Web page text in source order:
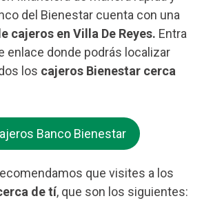
del Bienestar cuenta con una
cajeros en Villa De Reyes. Entra
enlace donde podrás localizar
los cajeros Bienestar cerca
Banco Bienestar
que visites a los
de tí, que son los siguientes: